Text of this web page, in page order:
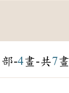
部-4畫-共7畫